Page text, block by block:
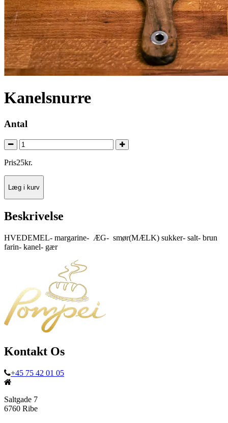
Kanelsnurre
Antal
Pris25kr.
Læg i kurv
Beskrivelse
HVEDEMEL- margarine- ÆG- smør(MÆLK) sukker- salt- brun
farin- kanel- gær
Kontakt Os
+45 75 42 01 05
Saltgade 7
6760 Ribe